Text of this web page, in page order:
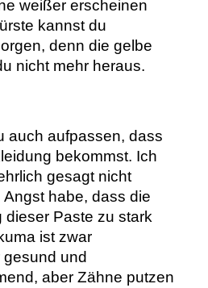
weißer erscheinen
kannst du
denn die gelbe
nicht mehr heraus.
auch aufpassen, dass
bekommst. Ich
gesagt nicht
habe, dass die
dieser Paste zu stark
ist zwar
und
aber Zähne putzen